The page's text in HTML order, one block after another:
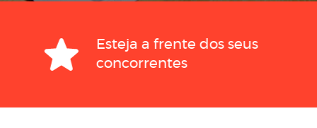
Esteja a frente dos seus
concorrentes